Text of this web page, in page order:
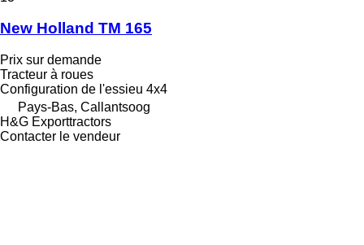
New Holland TM 165
Prix sur demande
Tracteur à roues
Configuration de l'essieu 4x4
Pays-Bas, Callantsoog
H&G Exporttractors
Contacter le vendeur